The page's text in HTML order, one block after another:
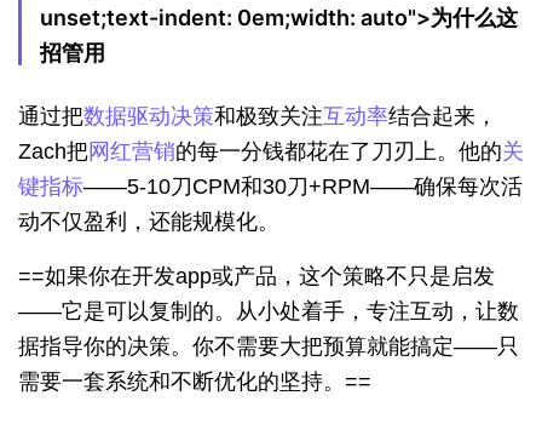
unset;text-indent: 0em;width: auto">为什么这
招管用
通过把数据驱动决策和极致关注互动率结合起来，
Zach把网红营销的每一分钱都花在了刀刃上。他的关
键指标——5-10刀CPM和30刀+RPM——确保每次活
动不仅盈利，还能规模化。
==如果你在开发app或产品，这个策略不只是启发
——它是可以复制的。从小处着手，专注互动，让数
据指导你的决策。你不需要大把预算就能搞定——只
需要一套系统和不断优化的坚持。==